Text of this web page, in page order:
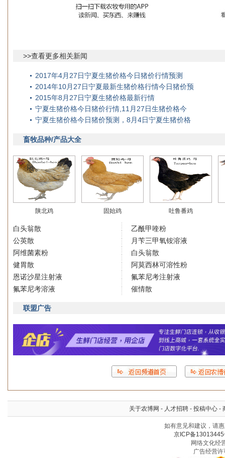
>>查看更多相关新闻
2017年4月27日宁夏生猪价格今日猪价行情预测
2014年10月27日宁夏最新生猪价格行情今日猪价预
2015年8月27日宁夏生猪价格最新行情
宁夏生猪价格今日猪价行情,11月27日生猪价格今
宁夏生猪价格今日猪价预测，8月4日宁夏生猪价格
畜牧品种/产品大全
陕北鸡 固始鸡 吐鲁番鸡
白头翁散
公英散
阿维菌素粉
健胃散
恩诺沙星注射液
氟苯尼考溶液
乙酰甲喹粉
月苄三甲氧铵溶液
白头翁散
阿莫西林可溶性粉
氟苯尼考注射液
催情散
联盟广告
关于农博网 - 人才招聘 - 投稿中心 -
如有意见和建议，请
京ICP备13013445
网络文化经
广告经营